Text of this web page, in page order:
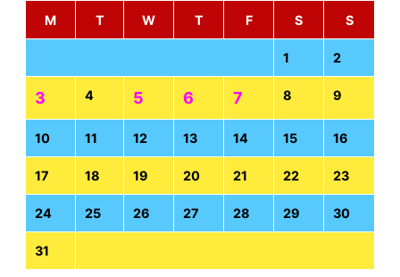
M
T W T F S S
1 2
3 4 5 6 7 8 9
10 11 12 13 14 15 16
17 18 19 20 21 22 23
24 25 26 27 28 29 30
31